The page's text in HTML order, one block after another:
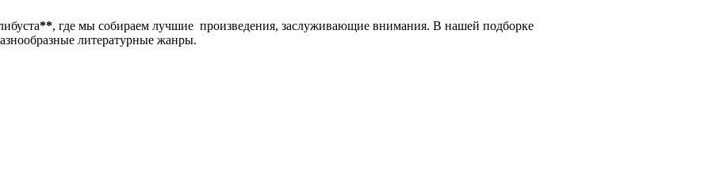
**, где мы собираем лучшие произведения, заслуживающие внимания. В нашей подборке
литературные жанры.